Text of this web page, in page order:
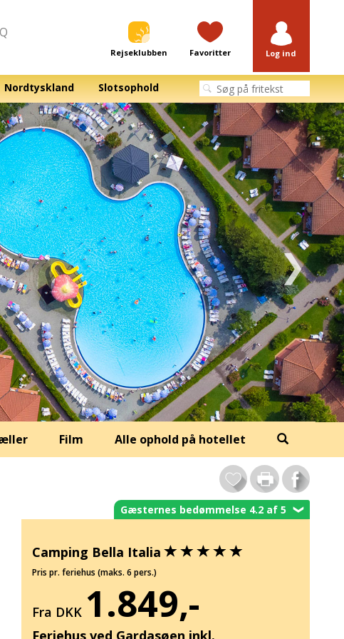
Rejseklubben Favoritter Log ind
Nordtyskland
Slotsophold
Film Alle ophold på hotellet
Gæsternes bedømmelse 4.2 af 5❯
Camping Bella Italia
Pris pr. feriehus (maks. 6 pers.)
Fra DKK 1.849,-
Feriehus ved Gardasøen inkl.